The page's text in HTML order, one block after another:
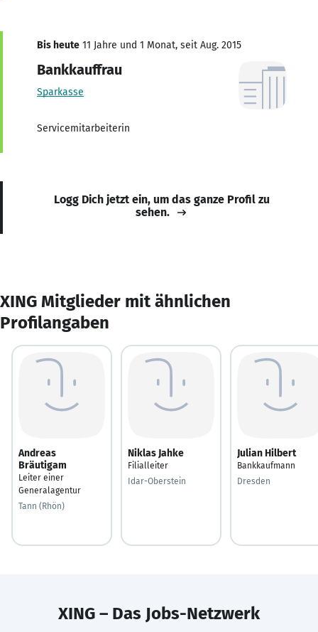
Bis heute 11 Jahre und 1 Monat, seit Aug. 2015
Bankkauffrau
Sparkasse
Servicemitarbeiterin
Logg Dich jetzt ein, um das ganze Profil zu
sehen.
XING Mitglieder mit ähnlichen
Profilangaben
Andreas
Bräutigam
Leiter einer
Generalagentur
Tann (Rhön)
Niklas Jahke
Filialleiter
Idar-Oberstein
Julian Hilbert
Bankkaufmann
Dresden
XING – Das Jobs-Netzwerk